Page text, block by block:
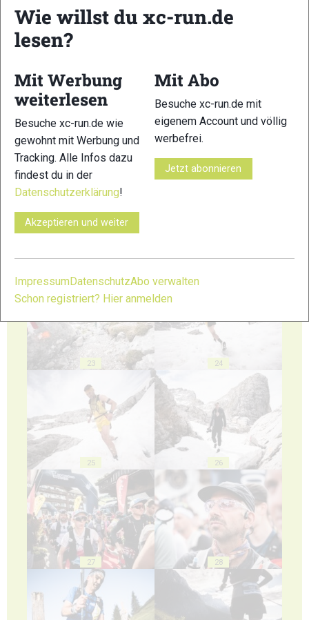
19 20
23 24
25 26
27 28
Wie willst du xc-run.de
lesen?
Mit Werbung
weiterlesen
Besuche xc-run.de wie
gewohnt mit Werbung und
Tracking. Alle Infos dazu
findest du in der
Datenschutzerklärung!
Akzeptieren und weiter
Mit Abo
Besuche xc-run.de mit
eigenem Account und völlig
werbefrei.
Jetzt abonnieren
ImpressumDatenschutzAbo verwalten
Schon registriert? Hier anmelden